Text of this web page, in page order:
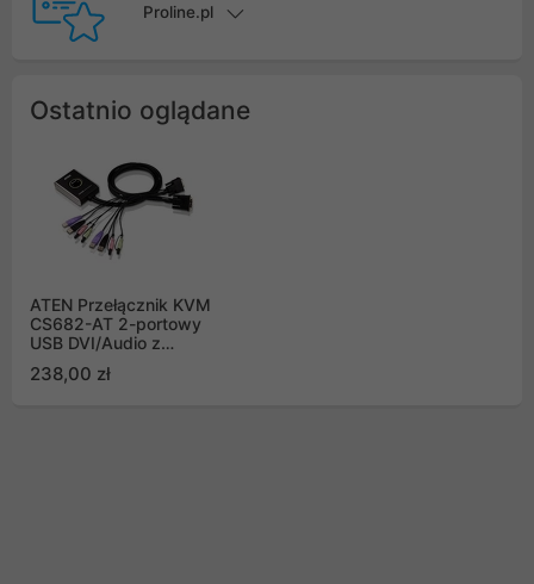
Proline.pl
Ostatnio oglądane
ATEN Przełącznik KVM
CS682-AT 2-portowy
USB DVI/Audio z
przełączaniem portów
238,00 zł